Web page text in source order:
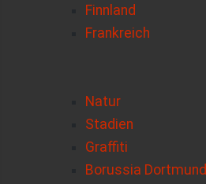
Finnland
Frankreich
Natur
Stadien
Graffiti
Borussia Dortmund